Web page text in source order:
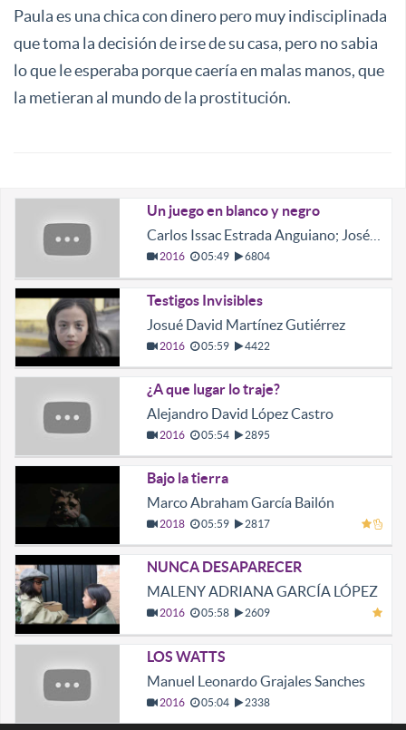
Paula es una chica con dinero pero muy indisciplinada
que toma la decisión de irse de su casa, pero no sabia
lo que le esperaba porque caería en malas manos, que
la metieran al mundo de la prostitución.
Un juego en blanco y negro
Carlos Issac Estrada Anguiano; José Adrián Villarreal Cantú
2016 05:49 6804
Testigos Invisibles
Josué David Martínez Gutiérrez
2016 05:59 4422
¿A que lugar lo traje?
Alejandro David López Castro
2016 05:54 2895
Bajo la tierra
Marco Abraham García Bailón
2018 05:59 2817
NUNCA DESAPARECER
MALENY ADRIANA GARCÍA LÓPEZ
2016 05:58 2609
LOS WATTS
Manuel Leonardo Grajales Sanches
2016 05:04 2338